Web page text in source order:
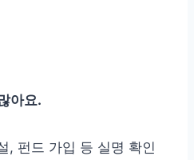
아요.
, 펀드 가입 등 실명 확인